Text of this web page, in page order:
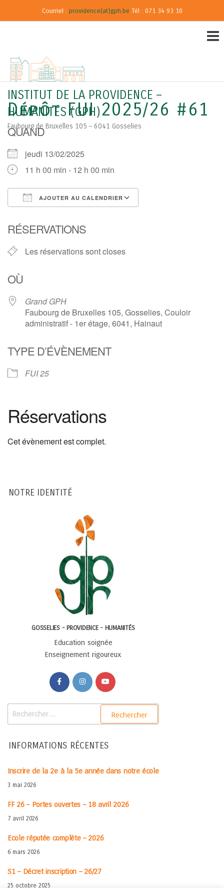
Courriel : providence(at)gph.be Tél : 071 34 93 10
INSTITUT DE LA PROVIDENCE –
HUMANITÉS (GPH)
Faubourg de Bruxelles 105 – 6041 Gosselies
Dépôt FUI 2025/26 #61
QUAND
jeudi 13/02/2025
11 h 00 min - 12 h 00 min
AJOUTER AU CALENDRIER
RÉSERVATIONS
Les réservations sont closes
OÙ
Grand GPH
Faubourg de Bruxelles 105, Gosselies, Couloir
administratif - 1er étage, 6041, Hainaut
TYPE D’ÉVÈNEMENT
FUI 25
Réservations
Cet évènement est complet.
NOTRE IDENTITÉ
GOSSELIES - PROVIDENCE - HUMANITÉS
Education soignée
Enseignement rigoureux
INFORMATIONS RÉCENTES
Inscrire de la 2e à la 5e année dans notre école
3 mai 2026
FF 26 – Portes ouvertes – 18 avril 2026
7 avril 2026
Ecole réputée complète – 2026
6 mars 2026
S1 – Décret inscription – 26/27
25 octobre 2025